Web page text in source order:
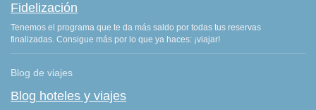
Fidelización
Tenemos el programa que te da más saldo por todas tus reservas
finalizadas. Consigue más por lo que ya haces: ¡viajar!
Blog de viajes
Blog hoteles y viajes